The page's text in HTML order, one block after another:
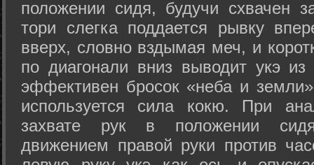
положении сидя, будучи схвачен
тори слегка поддается рывку
вверх, словно вздымая меч, и
по диагонали вниз выводит укэ
эффективен бросок «неба и
используется сила кокю. При
захвате рук в положении
движением правой руки против